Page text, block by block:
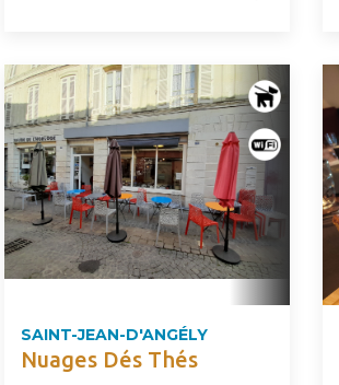
SAINT-JEAN-D'ANGÉLY
Nuages Dés Thés